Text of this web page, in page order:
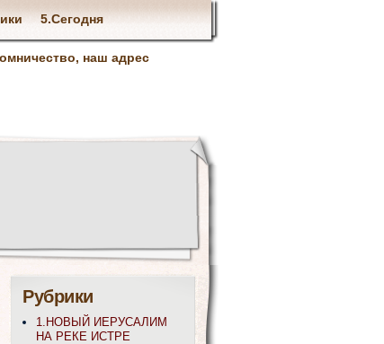
5.Сегодня
наш адрес
Рубрики
1.НОВЫЙ ИЕРУСАЛИМ
НА РЕКЕ ИСТРЕ